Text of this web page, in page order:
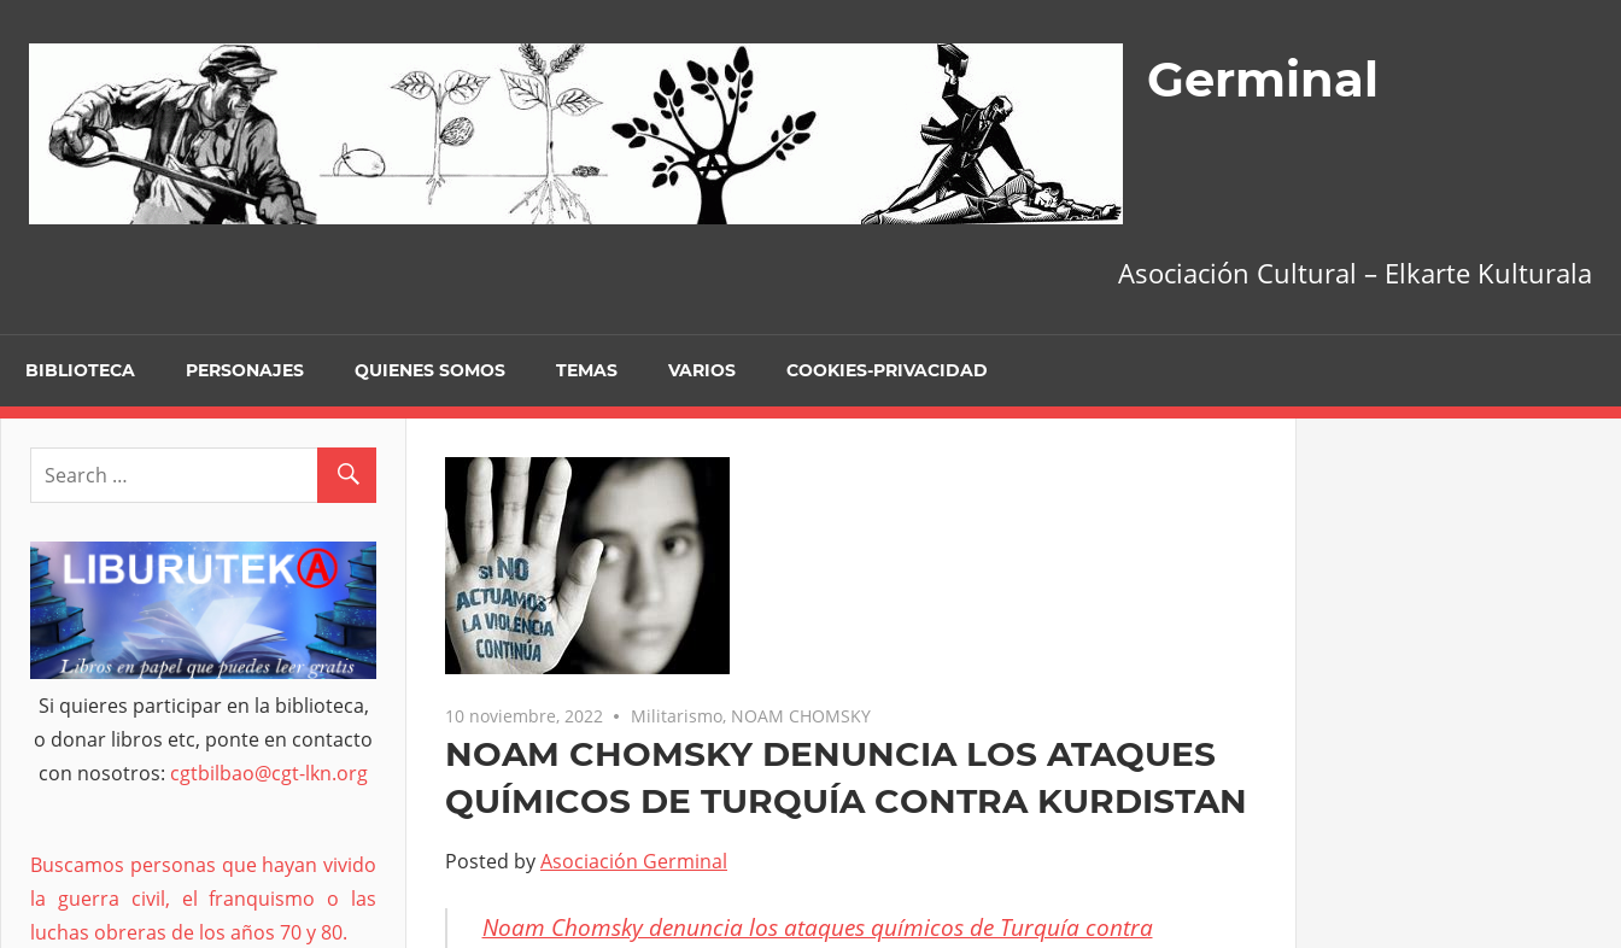
Germinal
Asociación Cultural – Elkarte Kulturala
BIBLIOTECA PERSONAJES QUIENES SOMOS TEMAS VARIOS COOKIES-PRIVACIDAD
10 noviembre, 2022 Militarismo, NOAM CHOMSKY
NOAM CHOMSKY DENUNCIA LOS ATAQUES
QUÍMICOS DE TURQUÍA CONTRA KURDISTAN
Posted byAsociación Germinal
Noam Chomsky denuncia los ataques químicos de Turquía contra
Si quieres participar en la biblioteca,
o donar libros etc, ponte en contacto
con nosotros: cgtbilbao@cgt-lkn.org
Buscamos personas que hayan vivido
la guerra civil, el franquismo o las
luchas obreras de los años 70 y 80.